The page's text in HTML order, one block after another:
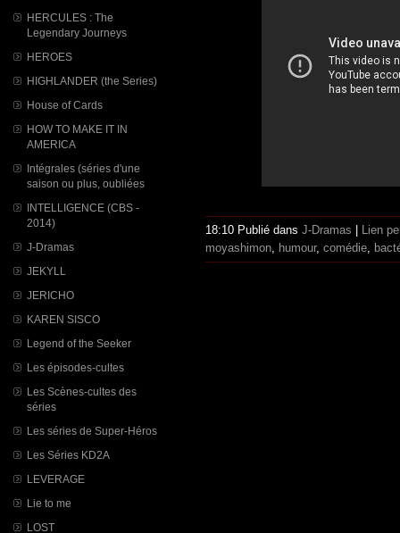
HERCULES : The
Legendary Journeys
HEROES
HIGHLANDER (the Series)
House of Cards
HOW TO MAKE IT IN
AMERICA
Intégrales (séries d'une
saison ou plus, oubliées
INTELLIGENCE (CBS -
2014)
J-Dramas
JEKYLL
JERICHO
KAREN SISCO
Legend of the Seeker
Les épisodes-cultes
Les Scènes-cultes des
séries
Les séries de Super-Héros
Les Séries KD2A
LEVERAGE
Lie to me
LOST
18:10 Publié dans J-Dramas
Lien
moyashimon, humour, comédie,